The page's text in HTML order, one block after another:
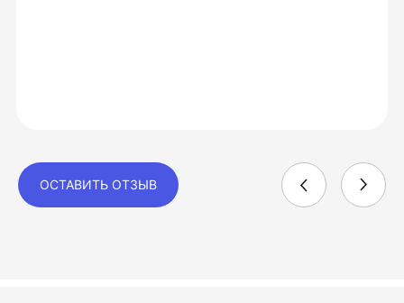
ОСТАВИТЬ ОТЗЫВ